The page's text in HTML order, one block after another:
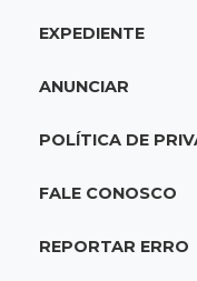
Uno capota e
e até de animais
16:47Adoção
EXPEDIENTE
ANUNCIAR
POLÍTICA DE
FALE CONOSCO
REPORTAR ERRO